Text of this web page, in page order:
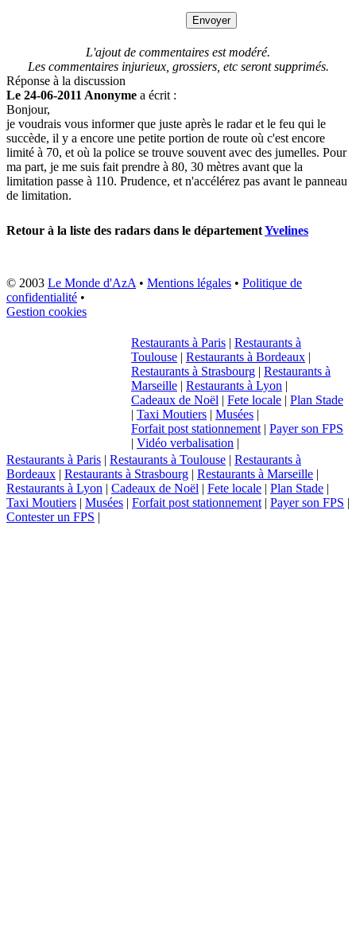
L'ajout de commentaires est modéré.
Les commentaires injurieux, grossiers, etc seront supprimés.
Réponse à la discussion
Le 24-06-2011 Anonyme a écrit :
Bonjour,
je voudrais vous informer que juste après le radar et le feu qui le
succède, il y a encore une petite portion de route où c'est encore
limité à 70, et où la police se trouve souvent avec des jumelles. Pour
ma part, je me suis fait prendre à 80, 30 mètres avant que la
limitation passe à 110. Prudence, et n'accélérez pas avant le panneau
de limitation.
Retour à la liste des radars dans le départementYvelines
© 2003 Le Monde d'AzA • Mentions légales • Politique de
confidentialité •
Gestion cookies
Restaurants à Paris | Restaurants à
Toulouse | Restaurants à Bordeaux |
Restaurants à Strasbourg | Restaurants à
Marseille | Restaurants à Lyon |
Cadeaux de Noël | Fete locale | Plan Stade
| Taxi Moutiers | Musées |
Forfait post stationnement | Payer son FPS
| Vidéo verbalisation |
Restaurants à Paris | Restaurants à Toulouse | Restaurants à
Bordeaux | Restaurants à Strasbourg | Restaurants à Marseille |
Restaurants à Lyon | Cadeaux de Noël | Fete locale | Plan Stade |
Taxi Moutiers | Musées | Forfait post stationnement | Payer son FPS |
Contester un FPS |